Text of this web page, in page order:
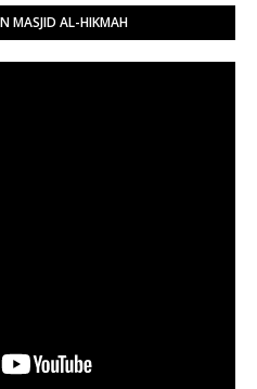
MASJID AL-HIKMAH